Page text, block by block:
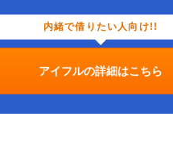
内緒で借りたい人向け!!
アイフルの詳細はこちら